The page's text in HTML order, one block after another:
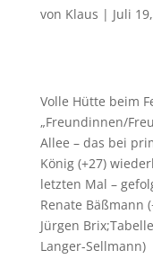
von Klaus | Juli
Volle Hütte beim
„Freundinnen/
Allee – das bei
König (+27)
letzten Mal –
Renate Bäßmann
Jürgen
Langer-Sellmann)